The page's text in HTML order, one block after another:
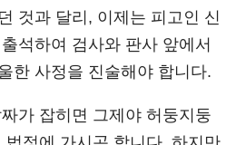
것과 달리, 이제는 피고인 신
석하여 검사와 판사 앞에서
한 사정을 진술해야 합니다.
가 잡히면 그제야 허둥지둥